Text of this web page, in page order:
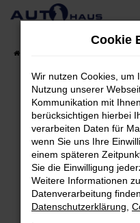
Zum
Fehler:
Beim Laden ist ein
Hier sind ein paar
Überprüfe deine
Laden andere
Cookie
Wir nutzen Cookies, um
Nutzung unserer
Kommunikation mit
berücksichtigen hierbei
verarbeiten Daten für
wenn Sie uns Ihre
einem späteren
Sie die Einwilligung
Weitere Informationen
Datenverarbeitung
Datenschutzerklärung